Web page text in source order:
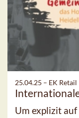
25.04.25 – EK Retail
Um explizit